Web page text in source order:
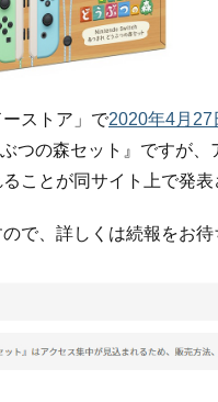
ストア」で2020年4月27
つの森セット』ですが、
ことが同サイト上で発表
で、詳しくは続報をお待